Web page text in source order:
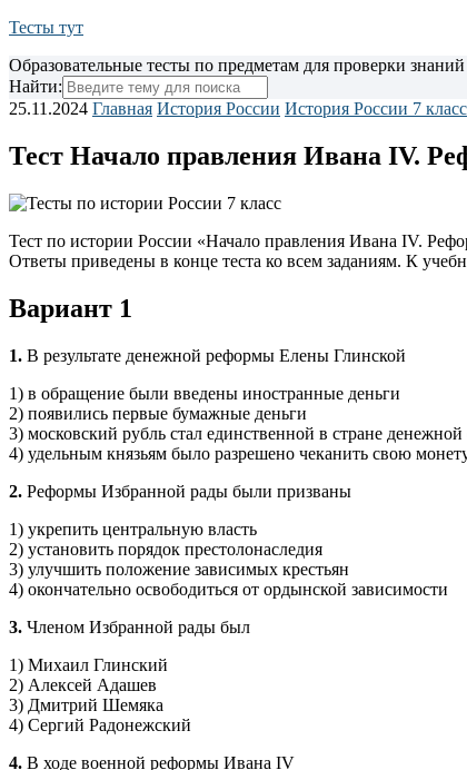
Тесты тут
Образовательные тесты по предметам для проверки
Найти:
25.11.2024 Главная История России История России 7 класс
Тест Начало правления Ивана IV.
Тест по истории России «Начало правления Ивана IV.
Ответы приведены в конце теста ко всем заданиям. К
Вариант 1
1. В результате денежной реформы Елены Глинской
1) в обращение были введены иностранные деньги
2) появились первые бумажные деньги
3) московский рубль стал единственной в стране
4) удельным князьям было разрешено чеканить свою
2. Реформы Избранной рады были призваны
1) укрепить центральную власть
2) установить порядок престолонаследия
3) улучшить положение зависимых крестьян
4) окончательно освободиться от ордынской зависимости
3. Членом Избранной рады был
1) Михаил Глинский
2) Алексей Адашев
3) Дмитрий Шемяка
4) Сергий Радонежский
4. В ходе военной реформы Ивана IV